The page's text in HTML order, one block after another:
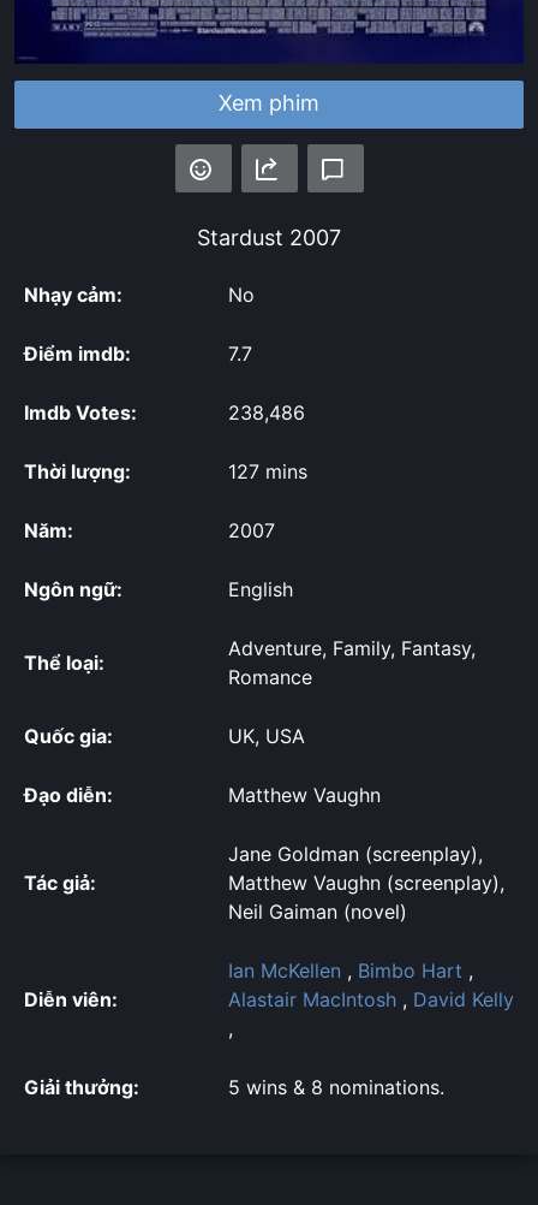
Xem phim
Stardust 2007
Nhạy cảm: No
Điểm imdb: 7.7
Imdb Votes: 238,486
Thời lượng: 127 mins
Năm: 2007
Ngôn ngữ: English
Thể loại:
Adventure, Family, Fantasy,
Romance
Quốc gia: UK, USA
Đạo diễn: Matthew Vaughn
Tác giả:
Jane Goldman (screenplay),
Matthew Vaughn (screenplay),
Neil Gaiman (novel)
Diễn viên:
Ian McKellen , Bimbo Hart ,
Alastair MacIntosh , David Kelly
,
Giải thưởng: 5 wins & 8 nominations.